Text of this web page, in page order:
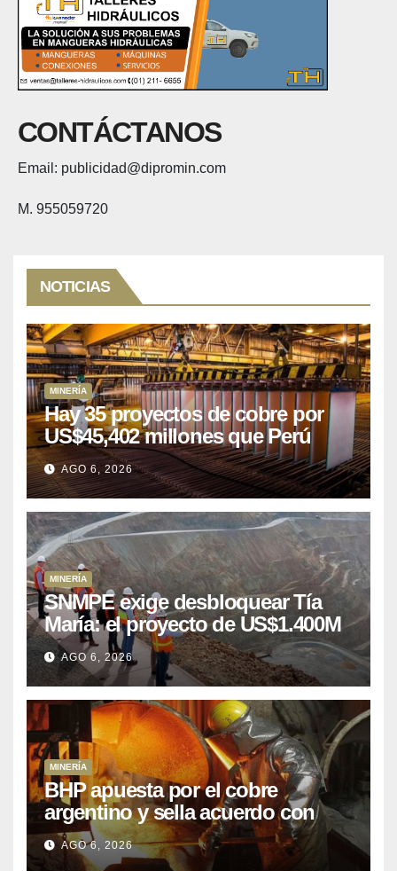
CONTÁCTANOS
Email: publicidad@dipromin.com
M. 955059720
NOTICIAS
MINERÍA
Hay 35 proyectos de cobre por
US$45,402 millones que Perú
puede aprovechar
AGO 6, 2026
MINERÍA
SNMPE exige desbloquear Tía
María: el proyecto de US$1.400M
que Perú lleva 15 años
posponiendo
AGO 6, 2026
MINERÍA
BHP apuesta por el cobre
argentino y sella acuerdo con
Kobrea para siete proyecto
AGO 6, 2026